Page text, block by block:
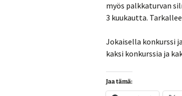
myös palkkaturvan
3 kuukautta.
Jokaisella konkurssi
kaksi konkurssia ja
Jaa tämä: